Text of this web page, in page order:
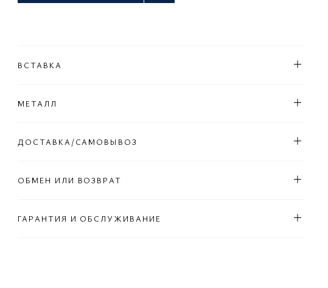
ВСТАВКА
МЕТАЛЛ
ДОСТАВКА/САМОВЫВОЗ
ОБМЕН ИЛИ ВОЗВРАТ
ГАРАНТИЯ И ОБСЛУЖИВАНИЕ